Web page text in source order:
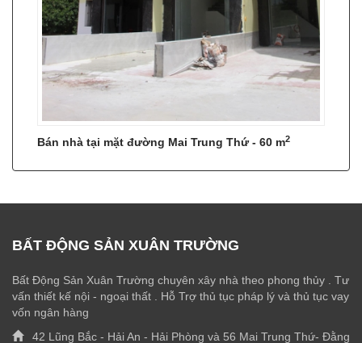
Bán nhà tại mặt đường Mai Trung Thứ - 60 m2
BẤT ĐỘNG SẢN XUÂN TRƯỜNG
Bất Động Sản Xuân Trường chuyên xây nhà theo phong thủy . Tư
vấn thiết kế nội - ngoại thất . Hỗ Trợ thủ tục pháp lý và thủ tục vay
vốn ngân hàng
42 Lũng Bắc - Hải An - Hải Phòng và 56 Mai Trung Thứ- Đằng